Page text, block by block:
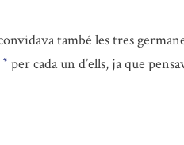
també les tres
* per cada un d’ells, ja que